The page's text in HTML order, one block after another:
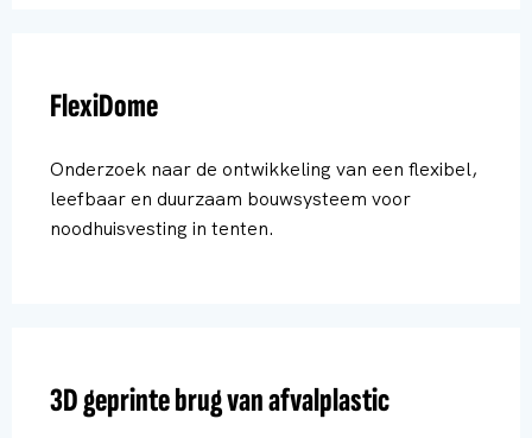
FlexiDome
Onderzoek naar de ontwikkeling van een flexibel,
leefbaar en duurzaam bouwsysteem voor
noodhuisvesting in tenten.
3D geprinte brug van afvalplastic